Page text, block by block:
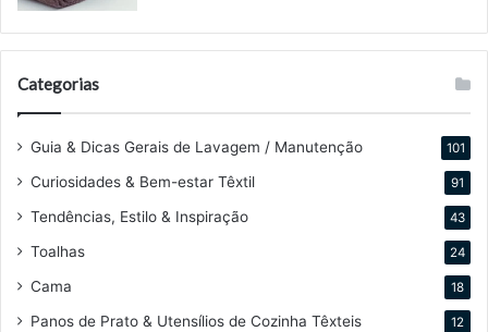
Categorias
Guia & Dicas Gerais de Lavagem / Manutenção 101
Curiosidades & Bem-estar Têxtil 91
Tendências, Estilo & Inspiração 43
Toalhas 24
Cama 18
Panos de Prato & Utensílios de Cozinha Têxteis 12